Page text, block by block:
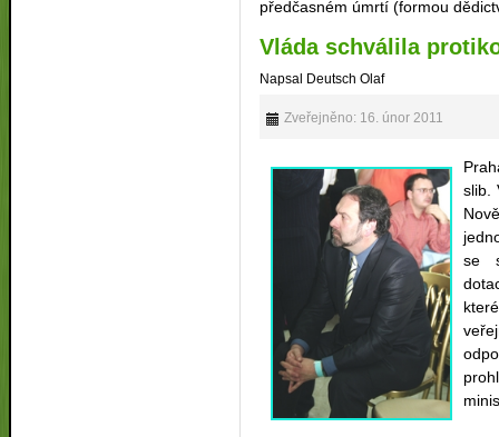
předčasném úmrtí (formou
Vláda schválila
Napsal Deutsch Olaf
Zveřejněno: 16. únor 2011
slib.
se